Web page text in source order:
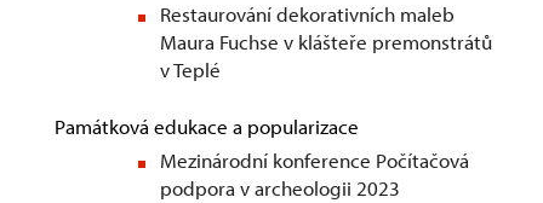
Restaurování dekorativních maleb
Maura Fuchse v klášteře premonstrátů
v Teplé
Památková edukace a popularizace
Mezinárodní konference Počítačová
podpora v archeologii 2023